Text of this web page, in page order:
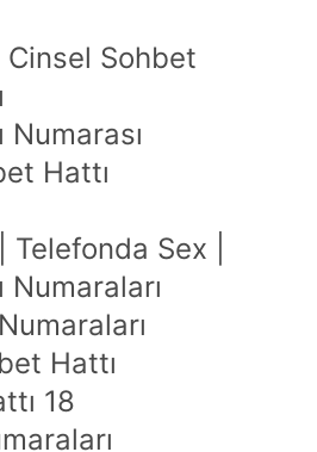
Cinsel Sohbet
Numarası
Hattı
Telefonda Sex |
Numaraları
Hattı
18